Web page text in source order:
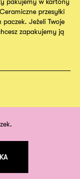
przesyłki
Jeżeli Twoje
zapakujemy ją